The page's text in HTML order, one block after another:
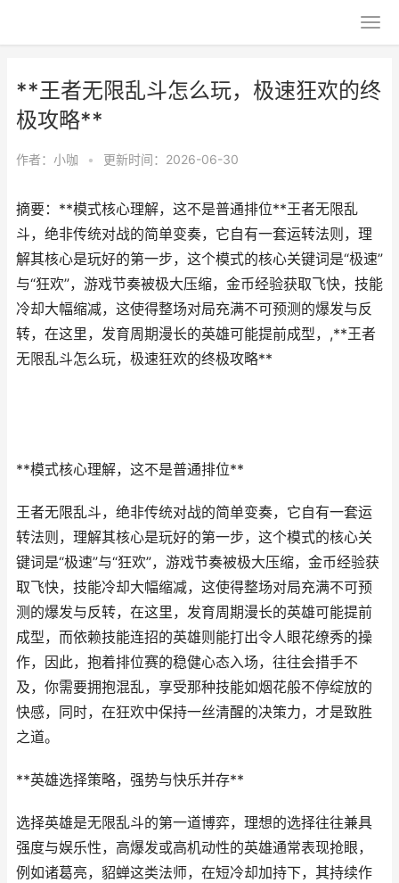
**王者无限乱斗怎么玩，极速狂欢的终
极攻略**
作者： 小咖 • 更新时间：2026-06-30
摘要：**模式核心理解，这不是普通排位**王者无限乱
斗，绝非传统对战的简单变奏，它自有一套运转法则，理
解其核心是玩好的第一步，这个模式的核心关键词是“极速”
与“狂欢”，游戏节奏被极大压缩，金币经验获取飞快，技能
冷却大幅缩减，这使得整场对局充满不可预测的爆发与反
转，在这里，发育周期漫长的英雄可能提前成型，,**王者
无限乱斗怎么玩，极速狂欢的终极攻略**
**模式核心理解，这不是普通排位**
王者无限乱斗，绝非传统对战的简单变奏，它自有一套运
转法则，理解其核心是玩好的第一步，这个模式的核心关
键词是“极速”与“狂欢”，游戏节奏被极大压缩，金币经验获
取飞快，技能冷却大幅缩减，这使得整场对局充满不可预
测的爆发与反转，在这里，发育周期漫长的英雄可能提前
成型，而依赖技能连招的英雄则能打出令人眼花缭秀的操
作，因此，抱着排位赛的稳健心态入场，往往会措手不
及，你需要拥抱混乱，享受那种技能如烟花般不停绽放的
快感，同时，在狂欢中保持一丝清醒的决策力，才是致胜
之道。
**英雄选择策略，强势与快乐并存**
选择英雄是无限乱斗的第一道博弈，理想的选择往往兼具
强度与娱乐性，高爆发或高机动性的英雄通常表现抢眼，
例如诸葛亮，貂蝉这类法师，在短冷却加持下，其持续作